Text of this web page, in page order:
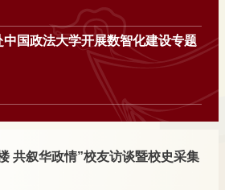
，推动校地协同，构建多元参与的青少年法治
中指出，青年是全面依法治国进程中最富活力
青年法治信仰的关键载体。传承弘扬中华优秀
“四个自信”的深厚根基；东京审判作为二战
的国际法原则至今影响深远。时值东京审判
，对于青少年深刻体悟我国参与全球法治治理
未成年人刑事案件诉讼程序专章在此次刑事
校青少年司法研究院在中期论证会基础上，
次意见征求及继续完善，在云南玉溪召开课
大学、华东政法大学、西南医科大学法学
院、上海市未成年犯管教所、上海公安学院等
10余人参加改稿研讨会。在研讨会伊始，课
法研究院院长、教授、博导高维俭介绍，在中
能够解决实践中的顽疾和应对新问题。但与
理论到法律条文的转化需要解决理念与立法
角地区教育法治协作会议在华东政法大学成功
委主办，华东政法大学教育法研究院承办。来
、江西等省教育主管部门相关业务部门的负
浙江大学、山东大学、同济大学、上海政法
会议。与会各方围绕长三角地区教育法治协同
了深入研讨。会议重点研讨了跨区域协同治理
面梳理了高校法人治理全生命周期的全景归
、跨层级流转的具体机制，为后续同步推进
域教育法治资源共享达成了重要共识。此次
国政法大学开展数智化建设专题
经验，提质增效推进学校智慧校园建设与数字
持座谈会，相关业务骨干参会并开展深度交
我校调研组的到访表示热烈欢迎，并全面介
共叙华政情”校友访谈暨校史采集